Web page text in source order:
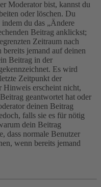
Moderator bist, kannst du
oder löschen. Du
du das „Ändere
Beitrag anklickst;
Zeitraum nach
jemand auf deinen
Beitrag in der
Es wird
Zeitpunkt der
Hinweis erscheint nicht,
geantwortet hat oder
deinen Beitrag
falls sie es für nötig
dein Beitrag
dass normale Benutzer
wenn bereits jemand